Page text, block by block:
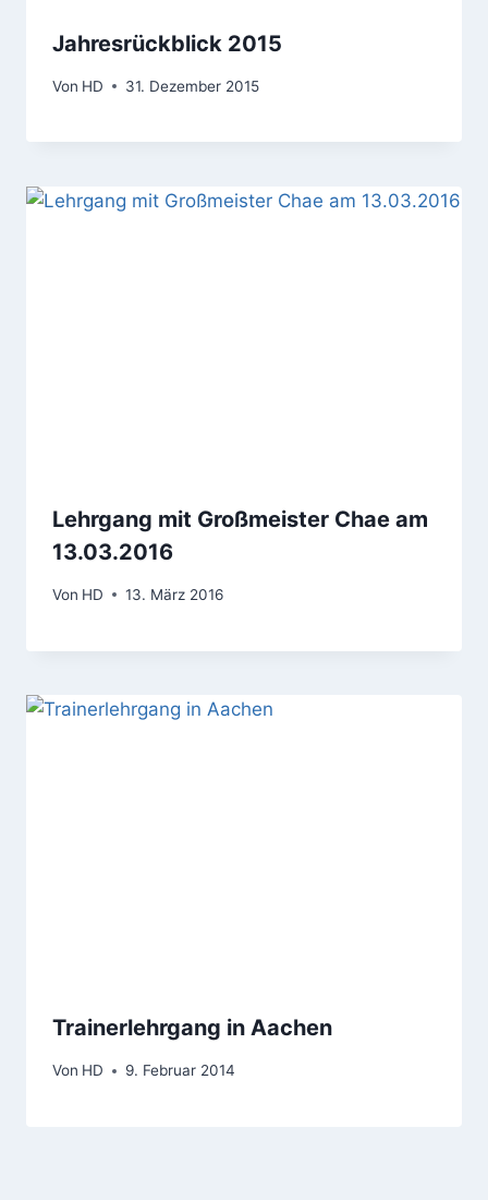
Jahresrückblick 2015
Von HD 31. Dezember 2015
Lehrgang mit Großmeister Chae am
13.03.2016
Von HD 13. März 2016
Trainerlehrgang in Aachen
Von HD 9. Februar 2014